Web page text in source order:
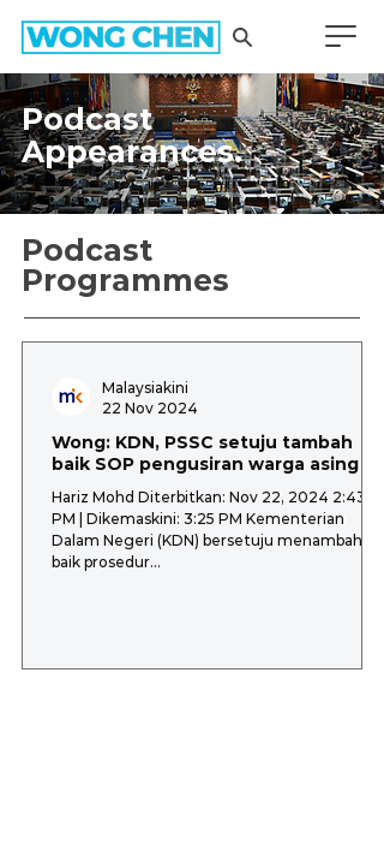
Podcast
Appearances.
Podcast
Programmes
Wong: KDN, PSSC setuju tambah
baik SOP pengusiran warga asing
Hariz Mohd Diterbitkan: Nov 22, 2024 2:43
PM | Dikemaskini: 3:25 PM Kementerian
Dalam Negeri (KDN) bersetuju menambah
baik prosedur...
Malaysiakini
22 Nov 2024